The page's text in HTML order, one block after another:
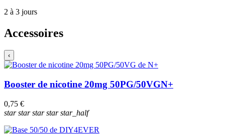
2 à 3 jours
Accessoires
‹
Booster de nicotine 20mg 50PG/50VGN+
0,75 €
starstarstarstarstar_half